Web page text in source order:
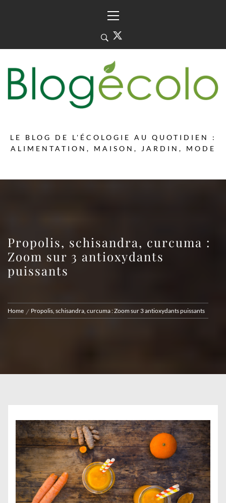
Menu
LE BLOG DE L'ÉCOLOGIE AU QUOTIDIEN :
ALIMENTATION, MAISON, JARDIN, MODE
Propolis, schisandra, curcuma :
Zoom sur 3 antioxydants
puissants
Home Propolis, schisandra, curcuma : Zoom sur 3 antioxydants puissants